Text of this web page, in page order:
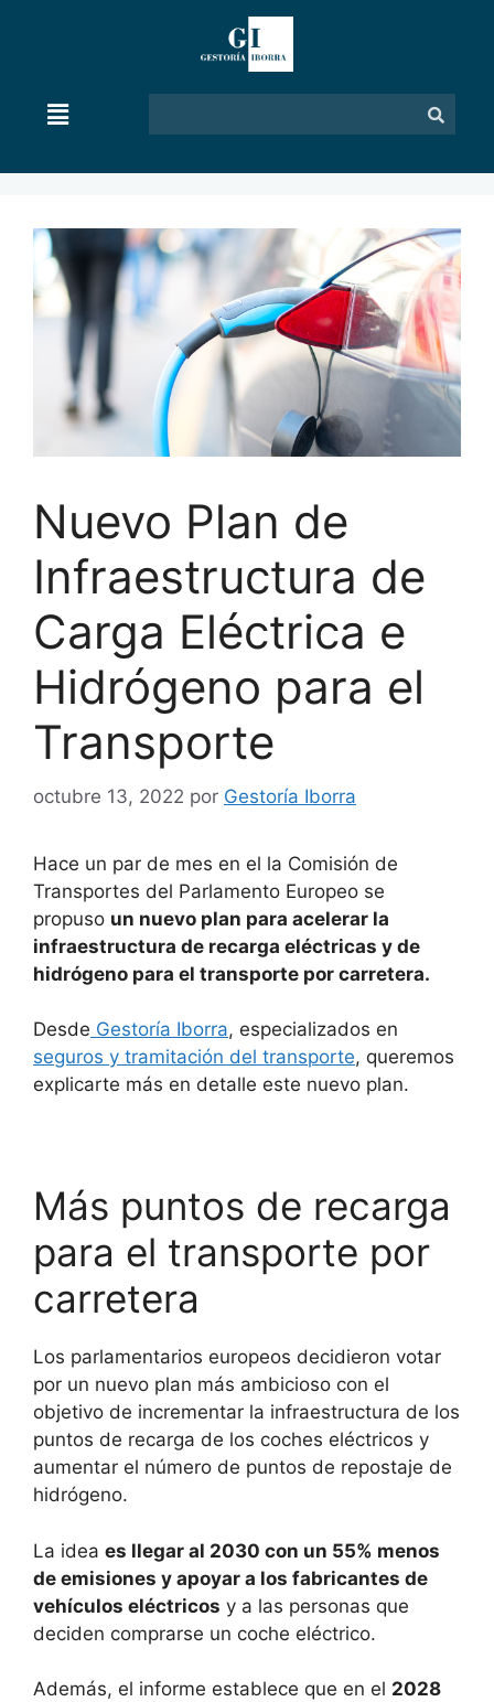
Nuevo Plan de
Infraestructura de
Carga Eléctrica e
Hidrógeno para el
Transporte
octubre 13, 2022 por Gestoría Iborra
Hace un par de mes en el la Comisión de
Transportes del Parlamento Europeo se
propuso un nuevo plan para acelerar la
infraestructura de recarga eléctricas y de
hidrógeno para el transporte por carretera.
Desde Gestoría Iborra, especializados en
seguros y tramitación del transporte, queremos
explicarte más en detalle este nuevo plan.
Más puntos de recarga
para el transporte por
carretera
Los parlamentarios europeos decidieron votar
por un nuevo plan más ambicioso con el
objetivo de incrementar la infraestructura de los
puntos de recarga de los coches eléctricos y
aumentar el número de puntos de repostaje de
hidrógeno.
La idea es llegar al 2030 con un 55% menos
de emisiones y apoyar a los fabricantes de
vehículos eléctricos y a las personas que
deciden comprarse un coche eléctrico.
Además, el informe establece que en el 2028